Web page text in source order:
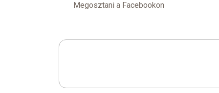
Megosztani a Facebookon